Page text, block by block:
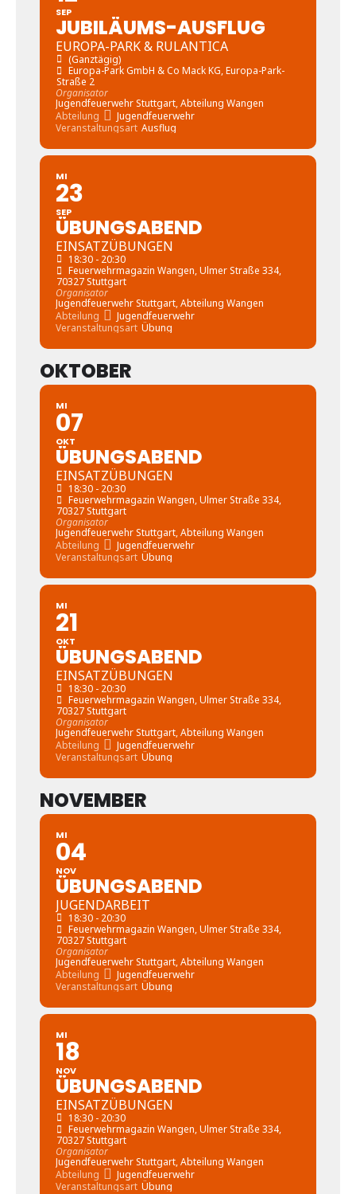
SEP
JUBILÄUMS-AUSFLUG
EUROPA-PARK & RULANTICA
(Ganztägig)
Europa-Park GmbH & Co Mack KG, Europa-Park-
Straße 2
Organisator
Jugendfeuerwehr Stuttgart, Abteilung Wangen
Abteilung
Jugendfeuerwehr
Veranstaltungsart Ausflug
MI
23
SEP
ÜBUNGSABEND
EINSATZÜBUNGEN
18:30 - 20:30
Feuerwehrmagazin Wangen, Ulmer Straße 334,
70327 Stuttgart
Organisator
Jugendfeuerwehr Stuttgart, Abteilung Wangen
Abteilung
Jugendfeuerwehr
Veranstaltungsart Übung
OKTOBER
MI
07
OKT
ÜBUNGSABEND
EINSATZÜBUNGEN
18:30 - 20:30
Feuerwehrmagazin Wangen, Ulmer Straße 334,
70327 Stuttgart
Organisator
Jugendfeuerwehr Stuttgart, Abteilung Wangen
Abteilung
Jugendfeuerwehr
Veranstaltungsart Übung
MI
21
OKT
ÜBUNGSABEND
EINSATZÜBUNGEN
18:30 - 20:30
Feuerwehrmagazin Wangen, Ulmer Straße 334,
70327 Stuttgart
Organisator
Jugendfeuerwehr Stuttgart, Abteilung Wangen
Abteilung
Jugendfeuerwehr
Veranstaltungsart Übung
NOVEMBER
MI
04
NOV
ÜBUNGSABEND
JUGENDARBEIT
18:30 - 20:30
Feuerwehrmagazin Wangen, Ulmer Straße 334,
70327 Stuttgart
Organisator
Jugendfeuerwehr Stuttgart, Abteilung Wangen
Abteilung
Jugendfeuerwehr
Veranstaltungsart Übung
MI
18
NOV
ÜBUNGSABEND
EINSATZÜBUNGEN
18:30 - 20:30
Feuerwehrmagazin Wangen, Ulmer Straße 334,
70327 Stuttgart
Organisator
Jugendfeuerwehr Stuttgart, Abteilung Wangen
Abteilung
Jugendfeuerwehr
Veranstaltungsart Übung